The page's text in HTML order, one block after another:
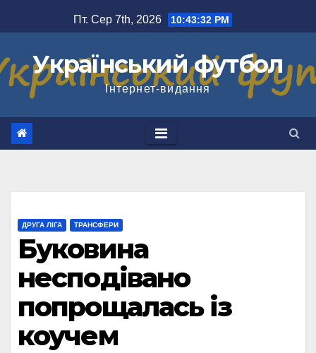
до
Пт. Сер 7th, 2026 10:43:33 PM
Український футбол
Інтернет-видання
ДРУГА ЛІГА ТРАНСФЕРИ
Буковина
несподівано
попрощалась із
коучем